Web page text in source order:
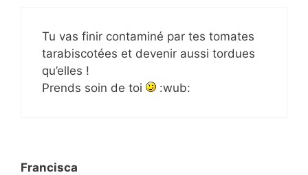
Tu vas finir contaminé par tes tomates
tarabiscotées et devenir aussi tordues
qu’elles !
Prends soin de toi
:wub:
Francisca